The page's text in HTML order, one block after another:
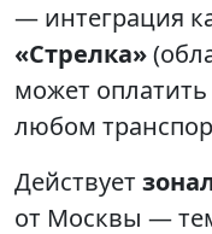
— интеграция
«Стрелка»
может
любом
Действует
от Москвы —